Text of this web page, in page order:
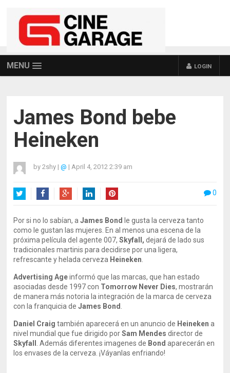
MENU LOGIN
James Bond bebe
Heineken
by2shy | @ | April 4, 2012 2:39 am
0
Por si no lo sabían, aJames Bond le gusta la cerveza tanto
como le gustan las mujeres. En al menos una escena de la
próxima película del agente 007,Skyfall, dejará de lado sus
tradicionales martinis para decidirse por una ligera,
refrescante y helada cerveza Heineken
Advertising Ageinformó que las marcas, que han estado
asociadas desde 1997 con Tomorrow Never Dies, mostrarán
de manera más notoria la integración de la marca de cerveza
con la franquicia deJames Bond
Daniel Craig también aparecerá en un anuncio de Heineken a
nivel mundial que fue dirigido porSam Mendes director de
Skyfall
. Además diferentes imagenes de Bond aparecerán en
los envases de la cerveza. ¡Váyanlas enfriando!